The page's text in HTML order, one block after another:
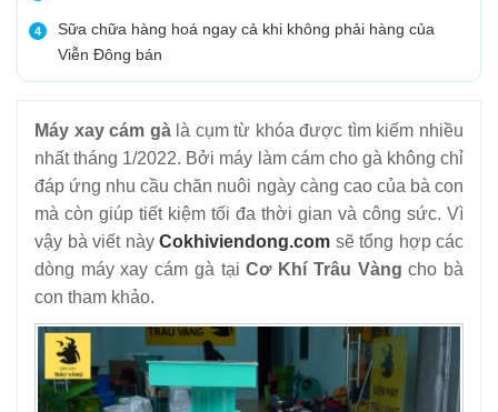
4
Sữa chữa hàng hoá ngay cả khi không phải hàng của
Viễn Đông bán
Máy xay cám gàlà cụm từ khóa được tìm kiếm nhiều
nhất tháng 1/2022. Bởi máy làm cám cho gà không chỉ
đáp ứng nhu cầu chăn nuôi ngày càng cao của bà con
mà còn giúp tiết kiệm tối đa thời gian và công sức. Vì
vậy bà viết này Cokhiviendong.com sẽ tổng hợp các
dòng máy xay cám gà tại Cơ Khí Trâu Vàng cho bà
con tham khảo.